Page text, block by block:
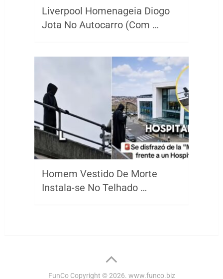
Liverpool Homenageia Diogo
Jota No Autocarro (Com …
Homem Vestido De Morte
Instala-se No Telhado …
FunCoCopyright © 2026. www.funco.biz